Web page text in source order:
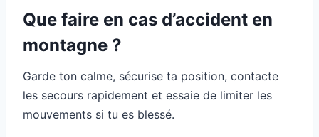
Que faire en cas d’accident en
montagne ?
Garde ton calme, sécurise ta position, contacte
les secours rapidement et essaie de limiter les
mouvements si tu es blessé.